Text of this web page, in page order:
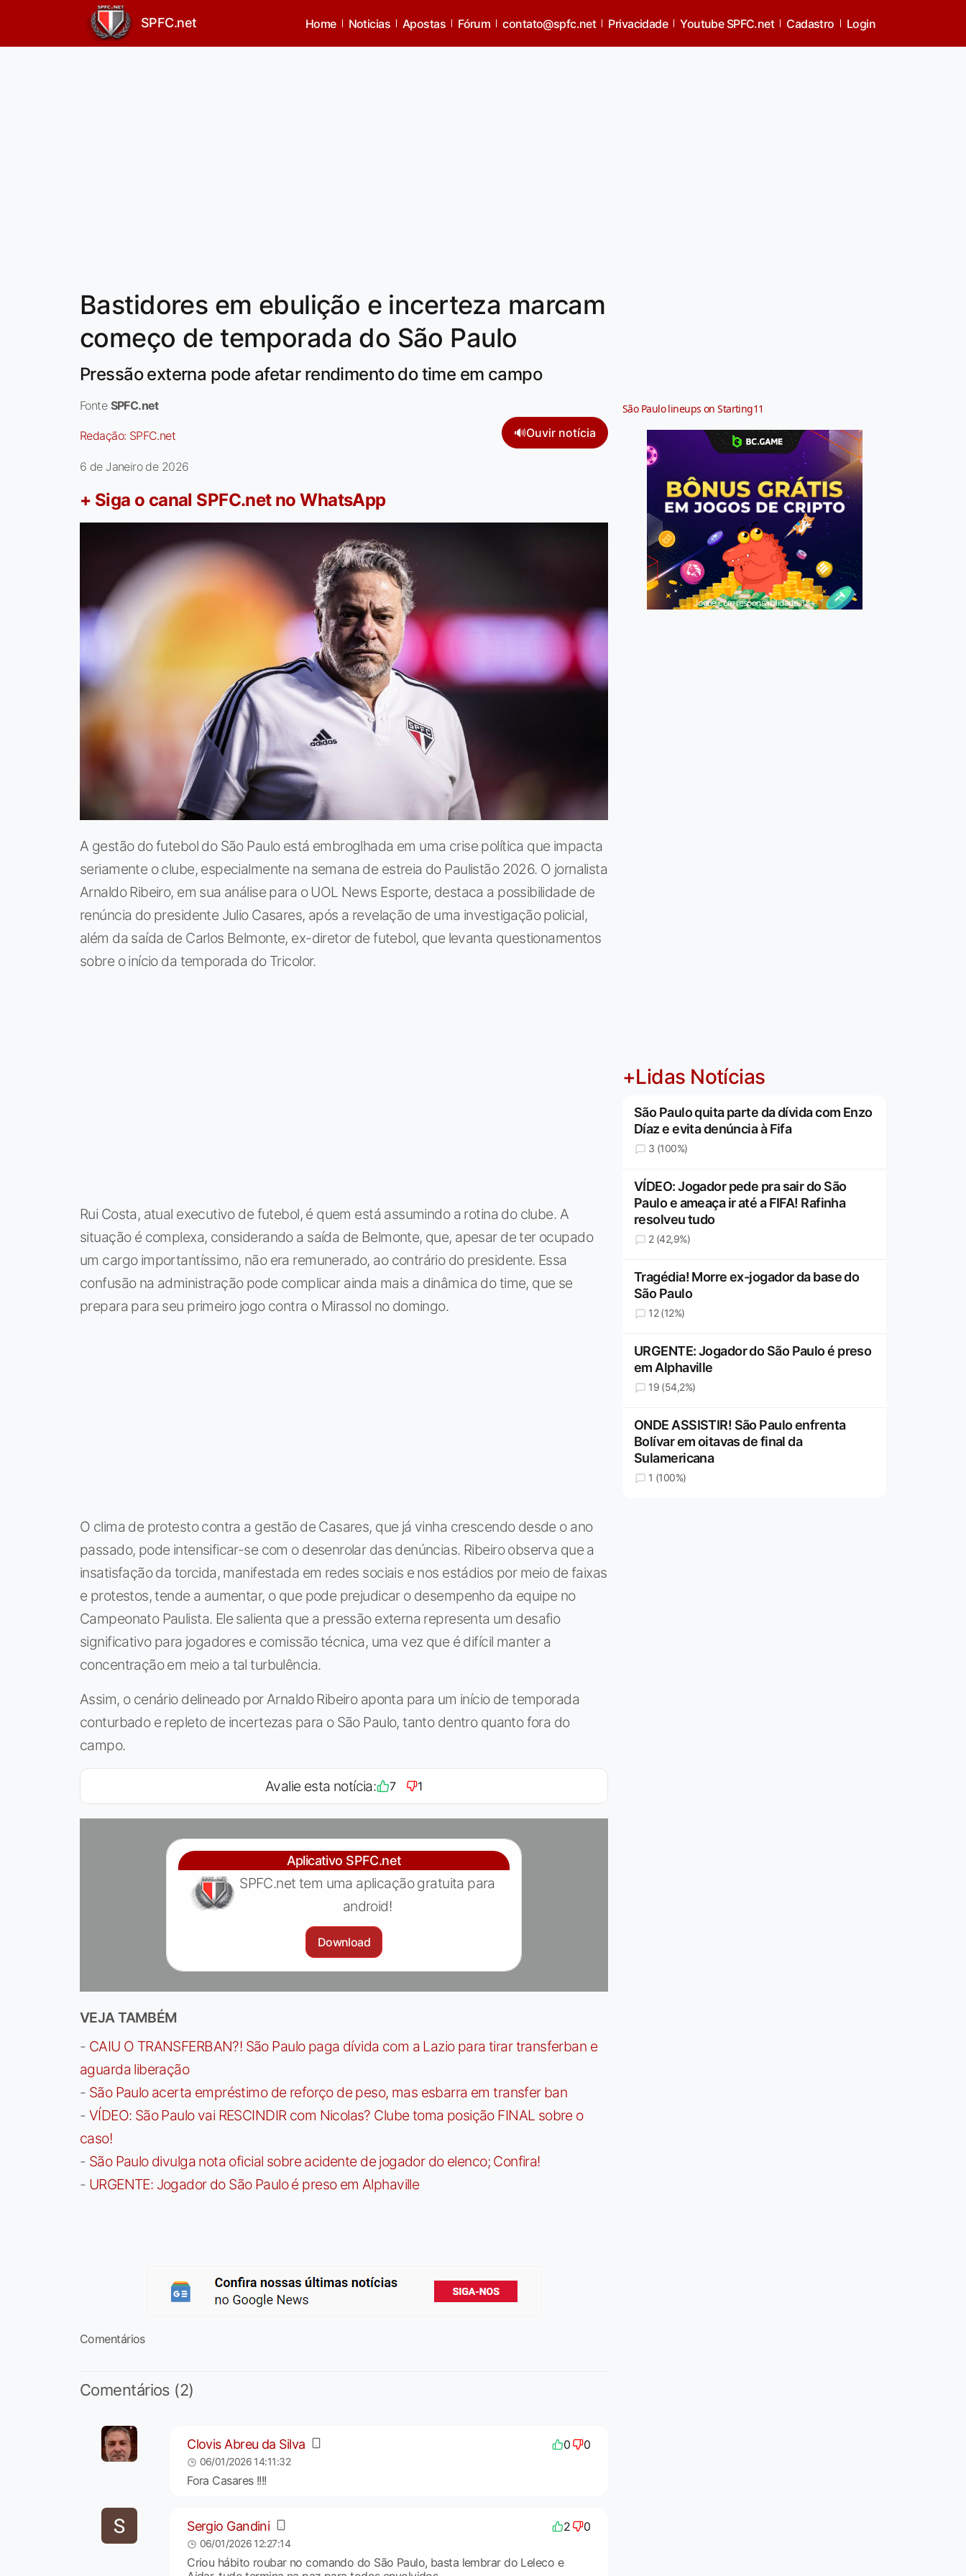
SPFC.net Home Noticias Apostas Fórum contato@spfc.net Privacidade Youtube SPFC.net Cadastro Login
Bastidores em ebulição e incerteza marcam
começo de temporada do São Paulo
Pressão externa pode afetar rendimento do time em campo
Fonte SPFC.net
Redação: SPFC.net 🔊Ouvir notícia
6 de Janeiro de 2026
+ Siga o canal SPFC.net no WhatsApp
A gestão do futebol do São Paulo está embroglhada em uma crise política que impacta
seriamente o clube, especialmente na semana de estreia do Paulistão 2026. O jornalista
Arnaldo Ribeiro, em sua análise para o UOL News Esporte, destaca a possibilidade de
renúncia do presidente Julio Casares, após a revelação de uma investigação policial,
além da saída de Carlos Belmonte, ex-diretor de futebol, que levanta questionamentos
sobre o início da temporada do Tricolor.
Rui Costa, atual executivo de futebol, é quem está assumindo a rotina do clube. A
situação é complexa, considerando a saída de Belmonte, que, apesar de ter ocupado
um cargo importantíssimo, não era remunerado, ao contrário do presidente. Essa
confusão na administração pode complicar ainda mais a dinâmica do time, que se
prepara para seu primeiro jogo contra o Mirassol no domingo.
O clima de protesto contra a gestão de Casares, que já vinha crescendo desde o ano
passado, pode intensificar-se com o desenrolar das denúncias. Ribeiro observa que a
insatisfação da torcida, manifestada em redes sociais e nos estádios por meio de faixas
e protestos, tende a aumentar, o que pode prejudicar o desempenho da equipe no
Campeonato Paulista. Ele salienta que a pressão externa representa um desafio
significativo para jogadores e comissão técnica, uma vez que é difícil manter a
concentração em meio a tal turbulência.
Assim, o cenário delineado por Arnaldo Ribeiro aponta para um início de temporada
conturbado e repleto de incertezas para o São Paulo, tanto dentro quanto fora do
campo.
Avalie esta notícia: 7 1
Aplicativo SPFC.net
SPFC.net tem uma aplicação gratuita para
android!
Download
VEJA TAMBÉM
- CAIU O TRANSFERBAN?! São Paulo paga dívida com a Lazio para tirar transferban e
aguarda liberação
- São Paulo acerta empréstimo de reforço de peso, mas esbarra em transfer ban
- VÍDEO: São Paulo vai RESCINDIR com Nicolas? Clube toma posição FINAL sobre o
caso!
- São Paulo divulga nota oficial sobre acidente de jogador do elenco; Confira!
- URGENTE: Jogador do São Paulo é preso em Alphaville
Comentários
Comentários (2)
Clovis Abreu da Silva 0 0
06/01/2026 14:11:32
Fora Casares !!!!
Sergio Gandini 2 0
06/01/2026 12:27:14
Criou hábito roubar no comando do São Paulo, basta lembrar do Leleco e
São Paulo lineups on Starting11
Jogue com responsabilidade. 18+
+Lidas Notícias
São Paulo quita parte da dívida com Enzo
Díaz e evita denúncia à Fifa
3 (100%)
VÍDEO: Jogador pede pra sair do São
Paulo e ameaça ir até a FIFA! Rafinha
resolveu tudo
2 (42,9%)
Tragédia! Morre ex-jogador da base do
São Paulo
12 (12%)
URGENTE: Jogador do São Paulo é preso
em Alphaville
19 (54,2%)
ONDE ASSISTIR! São Paulo enfrenta
Bolívar em oitavas de final da
Sulamericana
1 (100%)